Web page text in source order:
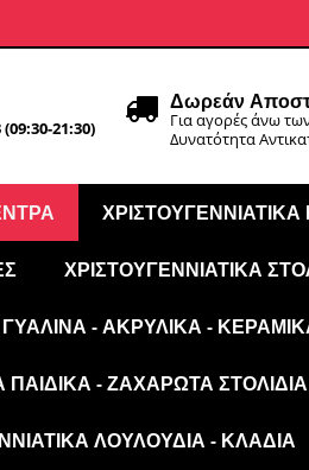
21:30)
Δωρεάν
Για αγορές άνω
Δυνατότητα
ΧΡΙΣΤΟΥΓΕΝΝΙΆΤΙΚΑ
ΓΥΆΛΙΝΑ - ΑΚΡΥΛΙΚΆ -
ΠΑΙΔΙΚΆ - ΖΑΧΑΡΩΤΆ ΣΤΟΛΊΔΙΑ
ΛΟΥΛΟΎΔΙΑ - ΚΛΑΔΙΆ